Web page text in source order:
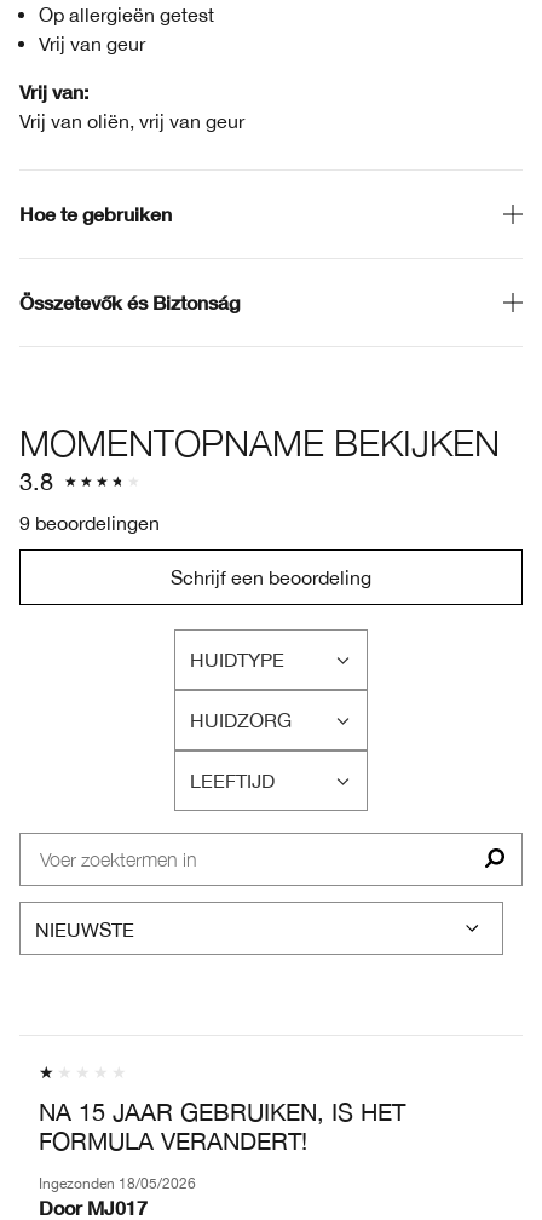
Op allergieën getest
Vrij van geur
Vrij van:
Vrij van oliën, vrij van geur
Hoe te gebruiken
Összetevők és Biztonság
MOMENTOPNAME BEKIJKEN
3.8
9 beoordelingen
Schrijf een beoordeling
HUIDTYPE
FILTER
BEOORDELINGEN
OP
HUIDTYPE
HUIDZORG
FILTER
BEOORDELINGEN
OP
HUIDZORG
LEEFTIJD
FILTER
LEEFTIJD
NA 15 JAAR GEBRUIKEN, IS HET
FORMULA VERANDERT!
Ingezonden 18/05/2026
Door MJ017